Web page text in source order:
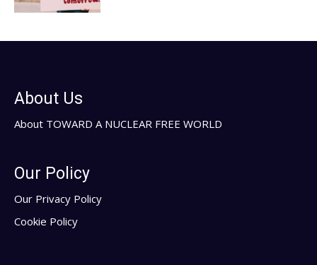
About Us
About TOWARD A NUCLEAR FREE WORLD
Our Policy
Our Privacy Policy
Cookie Policy